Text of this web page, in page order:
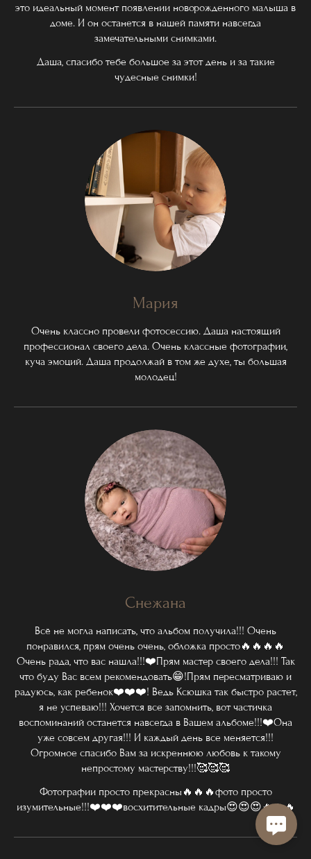
это идеальный момент появлении новорожденного малыша в
доме. И он останется в нашей памяти навсегда
замечательными снимками.
Даша, спасибо тебе большое за этот день и за такие
чудесные снимки!
Мария
Очень классно провели фотосессию. Даша настоящий
профессионал своего дела. Очень классные фотографии,
куча эмоций. Даша продолжай в том же духе, ты большая
молодец!
Снежана
Всё не могла написать, что альбом получила!!! Очень
понравился, прям очень очень, обложка просто🔥🔥🔥🔥
Очень рада, что вас нашла!!!❤️Прям мастер своего дела!!! Так
что буду Вас всем рекомендовать😁!Прям пересматриваю и
радуюсь, как ребенок❤️❤️❤️! Ведь Ксюшка так быстро растет,
я не успеваю!!! Хочется все запомнить, вот частичка
воспоминаний останется навсегда в Вашем альбоме!!!❤️Она
уже совсем другая!!! И каждый день все меняется!!!
Огромное спасибо Вам за искреннюю любовь к такому
непростому мастерству!!!🥰🥰🥰
Фотографии просто прекрасны🔥🔥🔥фото просто
изумительные!!!❤️❤️❤️восхитительные кадры😍😍😍🔥🔥🔥